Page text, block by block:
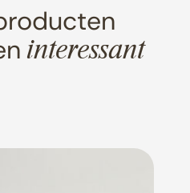
interessant